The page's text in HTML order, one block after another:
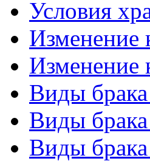
Условия
Изменение
Изменение
Виды брака
Виды брака
Виды брака